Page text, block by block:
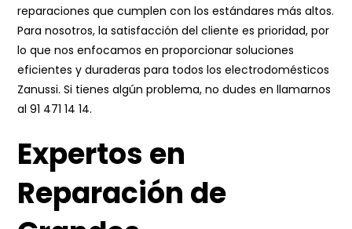
reparaciones que cumplen con los estándares más altos.
Para nosotros, la satisfacción del cliente es prioridad, por
lo que nos enfocamos en proporcionar soluciones
eficientes y duraderas para todos los electrodomésticos
Zanussi. Si tienes algún problema, no dudes en llamarnos
al91 471 14 14.
Expertos en
Reparación de